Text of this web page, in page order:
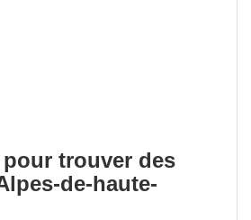
trouver des
de-haute-